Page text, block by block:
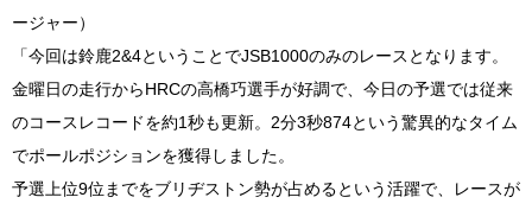
ージャー）
「今回は鈴鹿2&4ということでJSB1000のみのレースとなります。
金曜日の走行からHRCの高橋巧選手が好調で、今日の予選では従来
のコースレコードを約1秒も更新。2分3秒874という驚異的なタイム
でポールポジションを獲得しました。
予選上位9位までをブリヂストン勢が占めるという活躍で、レースが